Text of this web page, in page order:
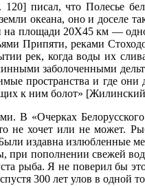
писал, что Полесье
океана, оно и доселе
площади 20Х45 км —
Припяти, реками
рек, когда воды их
заболоченными
пространства и где
к ним болот»
В «Очерках
не хочет или не может.
издавна
пополнении свежей
рыба. Я не поверил бы
300 лет улов в